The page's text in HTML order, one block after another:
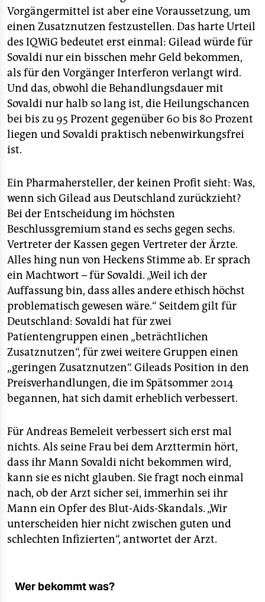
Vorgängermittel ist aber eine Voraussetzung, um
einen Zusatznutzen festzustellen. Das harte Urteil
des IQWiG bedeutet erst einmal: Gilead würde für
Sovaldi nur ein bisschen mehr Geld bekommen,
als für den Vorgänger Interferon verlangt wird.
Und das, obwohl die Behandlungsdauer mit
Sovaldi nur halb so lang ist, die Heilungschancen
bei bis zu 95 Prozent gegenüber 60 bis 80 Prozent
liegen und Sovaldi praktisch nebenwirkungsfrei
ist.
Ein Pharmahersteller, der keinen Profit sieht: Was,
wenn sich Gilead aus Deutschland zurückzieht?
Bei der Entscheidung im höchsten
Beschlussgremium stand es sechs gegen sechs.
Vertreter der Kassen gegen Vertreter der Ärzte.
Alles hing nun von Heckens Stimme ab. Er sprach
ein Machtwort – für Sovaldi. „Weil ich der
Auffassung bin, dass alles andere ethisch höchst
problematisch gewesen wäre.“ Seitdem gilt für
Deutschland: Sovaldi hat für zwei
Patientengruppen einen „beträchtlichen
Zusatznutzen“, für zwei weitere Gruppen einen
„geringen Zusatznutzen“. Gileads Position in den
Preisverhandlungen, die im Spätsommer 2014
begannen, hat sich damit erheblich verbessert.
Für Andreas Bemeleit verbessert sich erst mal
nichts. Als seine Frau bei dem Arzttermin hört,
dass ihr Mann Sovaldi nicht bekommen wird,
kann sie es nicht glauben. Sie fragt noch einmal
nach, ob der Arzt sicher sei, immerhin sei ihr
Mann ein Opfer des Blut-Aids-Skandals. „Wir
unterscheiden hier nicht zwischen guten und
schlechten Infizierten“, antwortet der Arzt.
Wer bekommt was?